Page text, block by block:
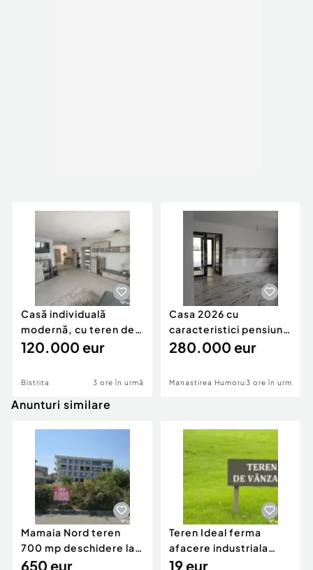
Casă individuală
modernă, cu teren de
1.356 mp – la doa
120.000 eur
Bistrita 3 ore în urmă
Casa 2026 cu
caracteristici pensiune
280k
280.000 eur
Manastirea Humorului3 ore în urmă
Anunturi similare
Mamaia Nord teren
700 mp deschidere la
D24 si D25
650 eur
Teren Ideal ferma
afacere industriala
deschidere 71 ml la
19 eur